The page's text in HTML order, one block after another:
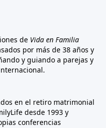
de Vida en Familia
por más de 38 años y
y guiando a parejas y
en el retiro matrimonial
desde 1993 y
conferencias